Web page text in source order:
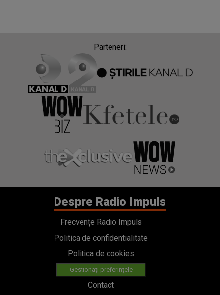
Parteneri:
Despre Radio Impuls
Frecvențe Radio Impuls
Politica de confidentialitate
Politica de cookies
Gestionați preferințele
Contact